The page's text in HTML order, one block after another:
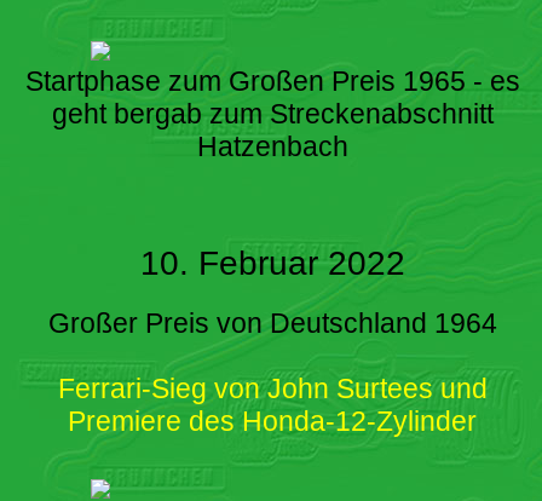
Startphase zum Großen Preis 1965 - es
geht bergab zum Streckenabschnitt
Hatzenbach
10. Februar 2022
Großer Preis von Deutschland 1964
Ferrari-Sieg von John Surtees und
Premiere des Honda-12-Zylinder